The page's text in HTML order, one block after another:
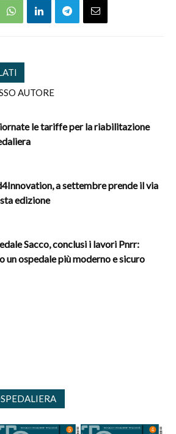
AUTORE
le tariffe per la riabilitazione
a settembre prende il via
edizione
Sacco, conclusi i lavori Pnrr:
un ospedale più moderno e sicuro